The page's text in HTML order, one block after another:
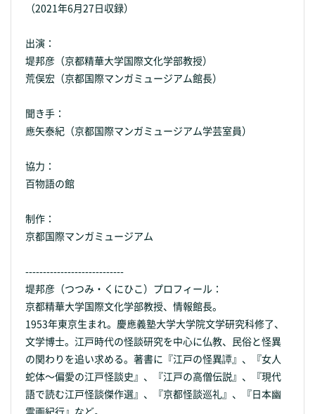
（2021年6月27日収録）
出演：
堤邦彦（京都精華大学国際文化学部教授）
荒俣宏（京都国際マンガミュージアム館長）
聞き手：
應矢泰紀（京都国際マンガミュージアム学芸室員）
協力：
百物語の館
制作：
京都国際マンガミュージアム
----------------------------
堤邦彦（つつみ・くにひこ）プロフィール：
京都精華大学国際文化学部教授、情報館長。
1953年東京生まれ。慶應義塾大学大学院文学研究科修了、
文学博士。江戸時代の怪談研究を中心に仏教、民俗と怪異
の関わりを追い求める。著書に『江戸の怪異譚』、『女人
蛇体〜偏愛の江戸怪談史』、『江戸の高僧伝説』、『現代
語で読む江戸怪談傑作選』、『京都怪談巡礼』、『日本幽
霊画紀行』など。